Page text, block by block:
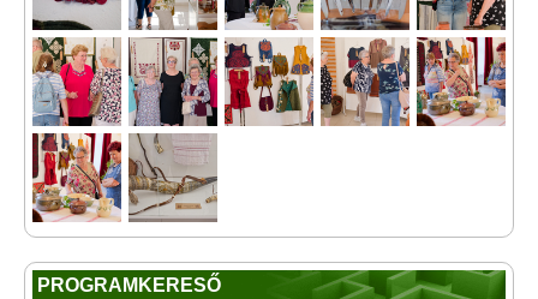
PROGRAMKERESŐ